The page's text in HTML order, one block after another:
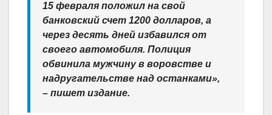
15 февраля положил на свой
банковский счет 1200 долларов, а
через десять дней избавился от
своего автомобиля. Полиция
обвинила мужчину в воровстве и
надругательстве над останками»,
– пишет издание.